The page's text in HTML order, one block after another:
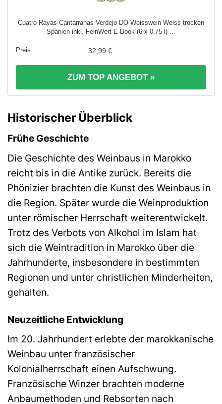
Cuatro Rayas Cantarranas Verdejo DO Weisswein Weiss trocken
Spanien inkl. FeinWert E-Book (6 x 0.75 l) ...
32,99 €
ZUM TOP ANGEBOT »
Historischer Überblick
Frühe Geschichte
Die Geschichte des Weinbaus in Marokko
reicht bis in die Antike zurück. Bereits die
Phönizier brachten die Kunst des Weinbaus in
die Region. Später wurde die Weinproduktion
unter römischer Herrschaft weiterentwickelt.
Trotz des Verbots von Alkohol im Islam hat
sich die Weintradition in Marokko über die
Jahrhunderte, insbesondere in bestimmten
Regionen und unter christlichen Minderheiten,
gehalten.
Neuzeitliche Entwicklung
Im 20. Jahrhundert erlebte der marokkanische
Weinbau unter französischer
Kolonialherrschaft einen Aufschwung.
Französische Winzer brachten moderne
Anbaumethoden und Rebsorten nach